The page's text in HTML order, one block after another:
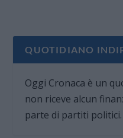
QUOTIDIANO
Oggi Cronaca è un
non riceve alcun
parte di partiti politici.